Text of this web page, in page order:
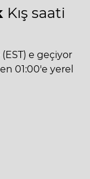
Kış saati
e geçiyor
01:00'e yerel